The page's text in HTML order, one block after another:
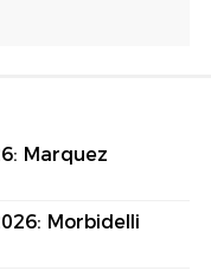
Marquez
Morbidelli